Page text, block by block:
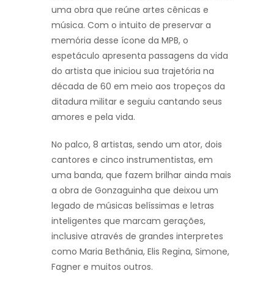
uma obra que reúne artes cênicas e
música. Com o intuito de preservar a
memória desse ícone da MPB, o
espetáculo apresenta passagens da vida
do artista que iniciou sua trajetória na
década de 60 em meio aos tropeços da
ditadura militar e seguiu cantando seus
amores e pela vida.
No palco, 8 artistas, sendo um ator, dois
cantores e cinco instrumentistas, em
uma banda, que fazem brilhar ainda mais
a obra de Gonzaguinha que deixou um
legado de músicas belíssimas e letras
inteligentes que marcam gerações,
inclusive através de grandes interpretes
como Maria Bethânia, Elis Regina, Simone,
Fagner e muitos outros.